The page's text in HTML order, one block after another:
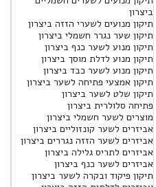
ביצרון
תיקון מנועים לשערי הזזה ביצרון
תיקון שער נגרר חשמלי ביצרון
תיקון מנוע לשער כנף ביצרון
תיקון מנוע לדלת מוסך ביצרון
תיקון מנוע לשער כבד ביצרון
תיקון אמצעי פתיחה לשער ביצרון
תיקון שלט לשער ביצרון
פתיחה סלולרית ביצרון
מוצרים לשער חשמלי ביצרון
אביזרים לשער קונזוליים ביצרון
אביזרים לשער הזזה נגררים ביצרון
אביזרים לתריס גלילה ביצרון
אביזרים לשער כנף ביצרון
תיקון פיקוד ובקרה לשער ביצרון